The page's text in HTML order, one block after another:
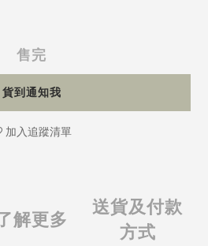
售完
貨到通知我
加入追蹤清單
解更多
送貨及付款
方式